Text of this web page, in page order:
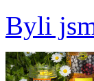
Byli